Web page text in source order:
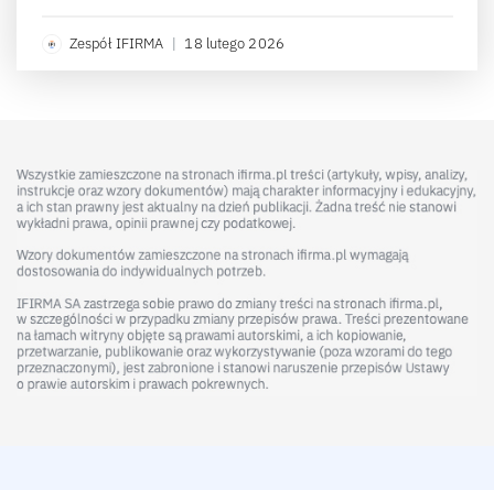
Zespół IFIRMA | 18 lutego 2026